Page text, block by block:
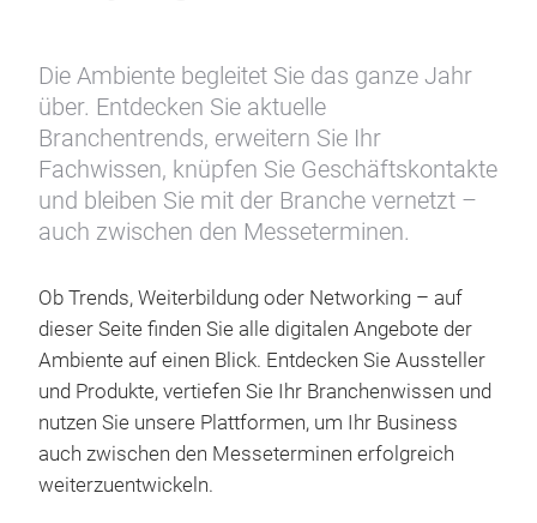
Die Ambiente begleitet Sie das ganze Jahr
über. Entdecken Sie aktuelle
Branchentrends, erweitern Sie Ihr
Fachwissen, knüpfen Sie Geschäftskontakte
und bleiben Sie mit der Branche vernetzt –
auch zwischen den Messeterminen.
Ob Trends, Weiterbildung oder Networking – auf
dieser Seite finden Sie alle digitalen Angebote der
Ambiente auf einen Blick. Entdecken Sie Aussteller
und Produkte, vertiefen Sie Ihr Branchenwissen und
nutzen Sie unsere Plattformen, um Ihr Business
auch zwischen den Messeterminen erfolgreich
weiterzuentwickeln.